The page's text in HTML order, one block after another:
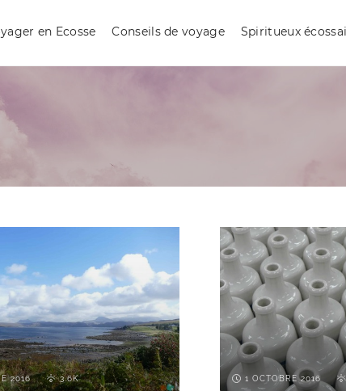
en Ecosse Conseils de voyage Spiritueux
2016 3.6K 1 OCTOBRE 2016